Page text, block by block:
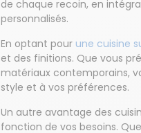
de chaque recoin, en
personnalisés.
En optant pour une cuisine
et des finitions. Que vous
matériaux contemporains,
style et à vos préférences.
Un autre avantage des
fonction de vos besoins.